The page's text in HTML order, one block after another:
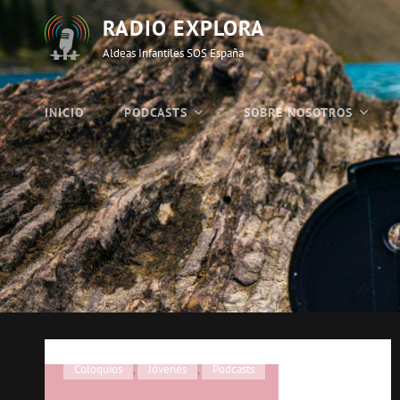
RADIO EXPLORA
Aldeas Infantiles SOS España
INICIO PODCASTS SOBRE NOSOTROS
Enlaces
Coloquios , Jóvenes , Podcasts